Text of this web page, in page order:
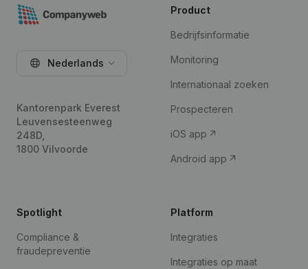
Nederlands
Kantorenpark Everest
Leuvensesteenweg
248D,
1800 Vilvoorde
Product
Bedrijfsinformatie
Monitoring
Internationaal zoeken
Prospecteren
iOS app
Android app
Spotlight
Compliance &
fraudepreventie
Platform
Integraties
Integraties op maat